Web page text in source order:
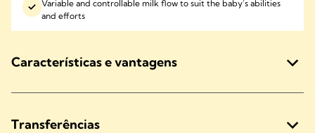
Variable and controllable milk flow to suit the baby’s abilities
and efforts
Características e vantagens
Transferências